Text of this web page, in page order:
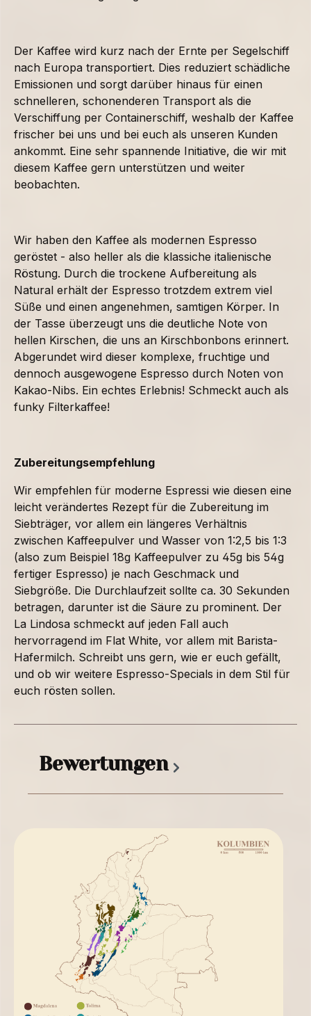
Der Kaffee wird kurz nach der Ernte per Segelschiff
nach Europa transportiert. Dies reduziert schädliche
Emissionen und sorgt darüber hinaus für einen
schnelleren, schonenderen Transport als die
Verschiffung per Containerschiff, weshalb der Kaffee
frischer bei uns und bei euch als unseren Kunden
ankommt. Eine sehr spannende Initiative, die wir mit
diesem Kaffee gern unterstützen und weiter
beobachten.
Wir haben den Kaffee als modernen Espresso
geröstet - also heller als die klassiche italienische
Röstung. Durch die trockene Aufbereitung als
Natural erhält der Espresso trotzdem extrem viel
Süße und einen angenehmen, samtigen Körper. In
der Tasse überzeugt uns die deutliche Note von
hellen Kirschen, die uns an Kirschbonbons erinnert.
Abgerundet wird dieser komplexe, fruchtige und
dennoch ausgewogene Espresso durch Noten von
Kakao-Nibs. Ein echtes Erlebnis! Schmeckt auch als
funky Filterkaffee!
Zubereitungsempfehlung
Wir empfehlen für moderne Espressi wie diesen eine
leicht verändertes Rezept für die Zubereitung im
Siebträger, vor allem ein längeres Verhältnis
zwischen Kaffeepulver und Wasser von 1:2,5 bis 1:3
(also zum Beispiel 18g Kaffeepulver zu 45g bis 54g
fertiger Espresso) je nach Geschmack und
Siebgröße. Die Durchlaufzeit sollte ca. 30 Sekunden
betragen, darunter ist die Säure zu prominent. Der
La Lindosa schmeckt auf jeden Fall auch
hervorragend im Flat White, vor allem mit Barista-
Hafermilch. Schreibt uns gern, wie er euch gefällt,
und ob wir weitere Espresso-Specials in dem Stil für
euch rösten sollen.
Bewertungen